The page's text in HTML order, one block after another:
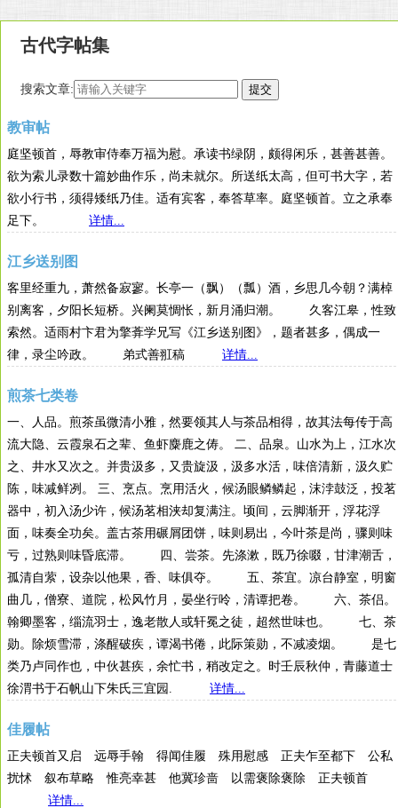
古代字帖集
搜索文章:
教审帖
庭坚顿首，辱教审侍奉万福为慰。承读书绿阴，颇得闲乐，甚善甚善。
欲为索儿录数十篇妙曲作乐，尚未就尔。所送纸太高，但可书大字，若
欲小行书，须得矮纸乃佳。适有宾客，奉答草率。庭坚顿首。立之承奉
足下。 详情...
江乡送别图
客里经重九，萧然备寂寥。长亭一（飘）（瓢）酒，乡思几今朝？满棹
别离客，夕阳长短桥。兴阑莫惆怅，新月涌归潮。 久客江皋，性致
索然。适雨村卞君为擎葊学兄写《江乡送别图》，题者甚多，偶成一
律，录尘吟政。 弟式善羾稿 详情...
煎茶七类卷
一、人品。煎茶虽微清小雅，然要领其人与茶品相得，故其法每传于高
流大隐、云霞泉石之辈、鱼虾麋鹿之俦。 二、品泉。山水为上，江水次
之、井水又次之。并贵汲多，又贵旋汲，汲多水活，味倍清新，汲久贮
陈，味减鲜冽。 三、烹点。烹用活火，候汤眼鳞鳞起，沫浡鼓泛，投茗
器中，初入汤少许，候汤茗相浃却复满注。顷间，云脚渐开，浮花浮
面，味奏全功矣。盖古茶用碾屑团饼，味则易出，今叶茶是尚，骤则味
亏，过熟则味昏底滞。 四、尝茶。先涤漱，既乃徐啜，甘津潮舌，
孤清自萦，设杂以他果，香、味俱夺。 五、茶宜。凉台静室，明窗
曲几，僧寮、道院，松风竹月，晏坐行呤，清谭把卷。 六、茶侣。
翰卿墨客，缁流羽士，逸老散人或轩冕之徒，超然世味也。 七、茶
勋。除烦雪滞，涤醒破疾，谭渴书倦，此际策勋，不减凌烟。 是七
类乃卢同作也，中伙甚疾，余忙书，稍改定之。时壬辰秋仲，青藤道士
徐渭书于石帆山下朱氏三宜园. 详情...
佳履帖
正夫顿首又启 远辱手翰 得闻佳履 殊用慰感 正夫乍至都下 公私
扰怵 叙布草略 惟亮幸甚 他冀珍啬 以需褒除褒除 正夫顿首
详情...